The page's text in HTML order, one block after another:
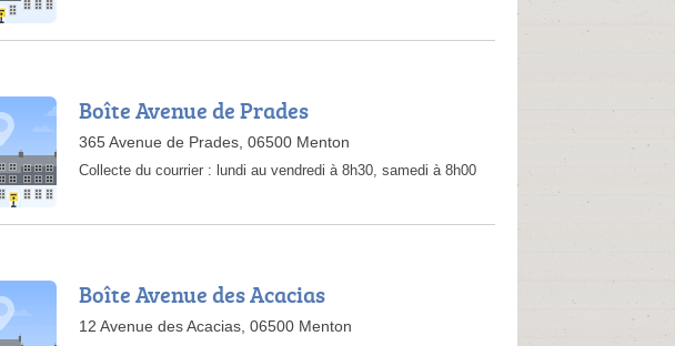
Boîte Avenue de Prades
365 Avenue de Prades, 06500 Menton
Collecte du courrier : lundi au vendredi à 8h30, samedi à 8h00
Boîte Avenue des Acacias
12 Avenue des Acacias, 06500 Menton